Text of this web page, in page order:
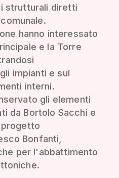
strutturali diretti
hanno interessato
e la Torre
impianti e sul
interni.
gli elementi
da Bortolo Sacchi e
progetto
Bonfanti,
per l'abbattimento